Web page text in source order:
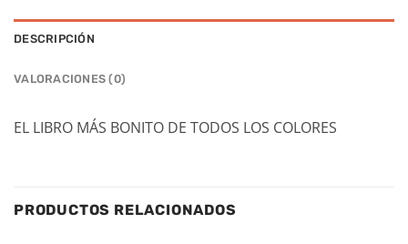
DESCRIPCIÓN
VALORACIONES (0)
EL LIBRO MÁS BONITO DE TODOS LOS COLORES
PRODUCTOS RELACIONADOS